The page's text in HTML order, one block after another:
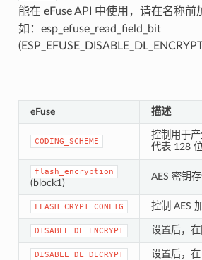
能在 eFuse API 中使用，请在名称前
如：esp_efuse_read_field_bit
eFuse 描述
CODING_SCHEME
控制用于
代表 128
flash_encryption
(block1)
AES 密钥存
FLASH_CRYPT_CONFIG 控制 AES
DISABLE_DL_ENCRYPT 设置后，
DISABLE_DL_DECRYPT 设置后，